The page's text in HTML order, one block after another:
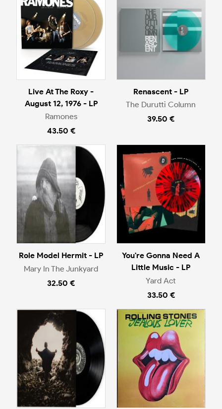
Live At The Roxy -
August 12, 1976 - LP
Ramones
43.50 €
Renascent - LP
The Durutti Column
39.50 €
Role Model Hermit - LP
Mary In The Junkyard
32.50 €
You're Gonna Need A
Little Music - LP
Yard Act
33.50 €